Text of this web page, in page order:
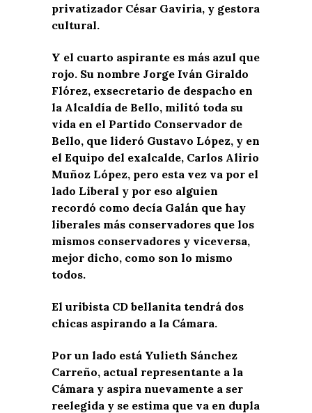
privatizador César Gaviria, y gestora
cultural.
Y el cuarto aspirante es más azul que
rojo. Su nombre Jorge Iván Giraldo
Flórez, exsecretario de despacho en
la Alcaldía de Bello, militó toda su
vida en el Partido Conservador de
Bello, que lideró Gustavo López, y en
el Equipo del exalcalde, Carlos Alirio
Muñoz López, pero esta vez va por el
lado Liberal y por eso alguien
recordó como decía Galán que hay
liberales más conservadores que los
mismos conservadores y viceversa,
mejor dicho, como son lo mismo
todos.
El uribista CD bellanita tendrá dos
chicas aspirando a la Cámara.
Por un lado está Yulieth Sánchez
Carreño, actual representante a la
Cámara y aspira nuevamente a ser
reelegida y se estima que va en dupla